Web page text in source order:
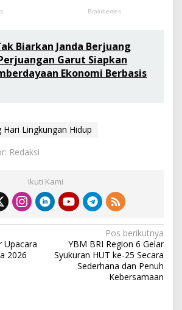
Biarkan Janda Berjuang
Garut Siapkan
Ekonomi Berbasis
Lingkungan Hidup
Redaksi
Ikuti Kami
Upacara
2026
Pos berikutnya
YBM BRI Region 6 Gelar
Syukuran HUT ke-25 Secara
Sederhana dan Penuh
Kebersamaan